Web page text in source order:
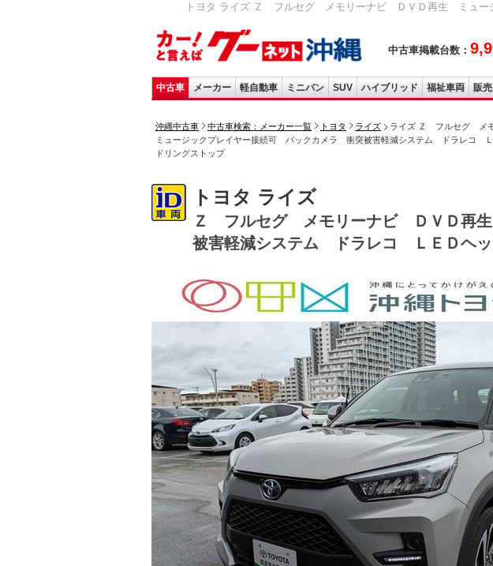
トヨタ ライズ Ｚ フルセグ メモリーナビ ＤＶＤ再生 ミュ
中古車掲載台数：
中古車 メーカー 軽自動車 ミニバン SUV ハイブリッド 福祉車両 販
沖縄中古車 中古車検索：メーカー一覧 トヨタ ライズ
ライズ Ｚ フルセグ メ
ミュージックプレイヤー接続可 バックカメラ 衝突被害軽減システム ドラレコ
ドリングストップ
トヨタ ライズ
Ｚ フルセグ メモリーナビ ＤＶＤ再
被害軽減システム ドラレコ ＬＥＤヘ